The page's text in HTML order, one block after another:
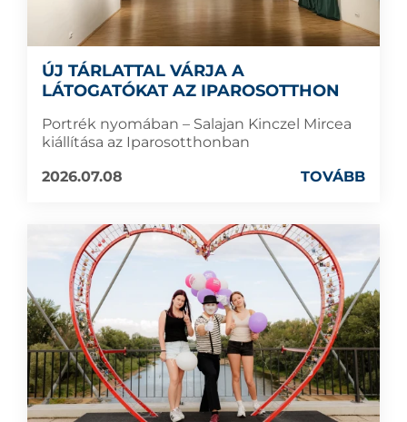
ÚJ TÁRLATTAL VÁRJA A
LÁTOGATÓKAT AZ IPAROSOTTHON
Portrék nyomában – Salajan Kinczel Mircea
kiállítása az Iparosotthonban
2026.07.08
TOVÁBB